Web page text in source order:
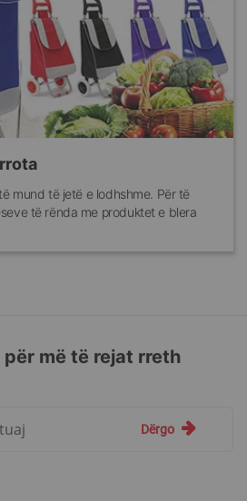
mund të jetë e lodhshme. Për të
të rënda me produktet e blera
për më të rejat rreth
Dërgo